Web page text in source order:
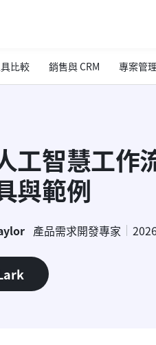
比較 銷售與 CRM 專案管
工智慧工作
與範例
產品需求開發專家